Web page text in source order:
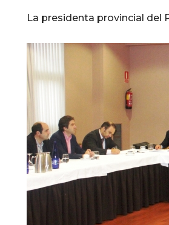
La presidenta provincial del